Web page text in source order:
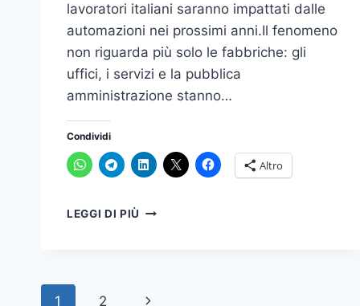
lavoratori italiani saranno impattati dalle
automazioni nei prossimi anni.Il fenomeno
non riguarda più solo le fabbriche: gli
uffici, i servizi e la pubblica
amministrazione stanno…
Condividi
Altro
LEGGI DI PIÙ AUTOMAZIONE
IL
Navigazione
1 2
Pagina